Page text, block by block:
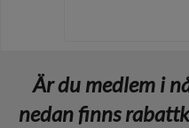
Är du medlem i
nedan finns